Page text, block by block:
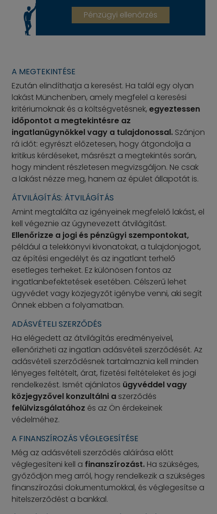
Pénzügyi ellenőrzés
A MEGTEKINTÉSE
Ezután elindíthatja a keresést. Ha talál egy olyan
lakást Münchenben, amely megfelel a keresési
kritériumoknak és a költségvetésnek, egyeztessen
időpontot a megtekintésre az
ingatlanügynökkel vagy a tulajdonossal. Szánjon
rá időt: egyrészt előzetesen, hogy átgondolja a
kritikus kérdéseket, másrészt a megtekintés során,
hogy mindent részletesen megvizsgáljon. Ne csak
a lakást nézze meg, hanem az épület állapotát is.
ÁTVILÁGÍTÁS: ÁTVILÁGÍTÁS
Amint megtalálta az igényeinek megfelelő lakást, el
kell végeznie az úgynevezett átvilágítást.
Ellenőrizze a jogi és pénzügyi szempontokat,
például a telekkönyvi kivonatokat, a tulajdonjogot,
az építési engedélyt és az ingatlant terhelő
esetleges terheket. Ez különösen fontos az
ingatlanbefektetések esetében. Célszerű lehet
ügyvédet vagy közjegyzőt igénybe venni, aki segít
Önnek ebben a folyamatban.
ADÁSVÉTELI SZERZŐDÉS
Ha elégedett az átvilágítás eredményeivel,
ellenőrizheti az ingatlan adásvételi szerződését. Az
adásvételi szerződésnek tartalmaznia kell minden
lényeges feltételt, árat, fizetési feltételeket és jogi
rendelkezést. Ismét ajánlatos ügyvéddel vagy
közjegyzővel konzultálni a szerződés
felülvizsgálatához és az Ön érdekeinek
védelméhez.
A FINANSZÍROZÁS VÉGLEGESÍTÉSE
Még az adásvételi szerződés aláírása előtt
véglegesíteni kell a finanszírozást. Ha szükséges,
győződjön meg arról, hogy rendelkezik a szükséges
finanszírozási dokumentumokkal, és véglegesítse a
hitelszerződést a bankkal.